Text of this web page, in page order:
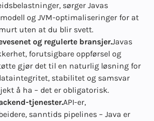
sørger Javas
og JVM-optimaliseringer for at
uten at du blir svett.
og regulerte bransjer.Javas
forutsigbare oppførsel og
gjør det til en naturlig løsning for
stabilitet og samsvar
å ha – det er obligatorisk.
tjenester.API-er,
sanntids pipelines – Java er